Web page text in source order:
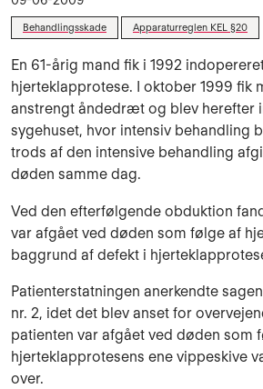
Behandlingsskade Apparaturreglen KEL §20
En 61-årig mand fik i 1992
hjerteklapprotese. I oktober 1999 fik
anstrengt åndedræt og blev herefter
sygehuset, hvor intensiv behandling
trods af den intensive behandling
døden samme dag.
Ved den efterfølgende obduktion
var afgået ved døden som følge af
baggrund af defekt i
Patienterstatningen anerkendte sagen
nr. 2, idet det blev anset for
patienten var afgået ved døden som
hjerteklapprotesens ene vippeskive
over.